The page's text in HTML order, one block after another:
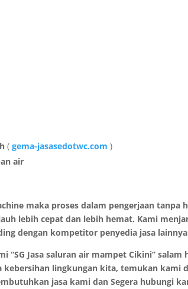
(gema-jasasedotwc.com )
air
maka proses dalam pengerjaan
lebih cepat dan lebih hemat. Kami
dengan kompetitor penyedia jasa
“SG Jasa saluran air mampet Cikini”
kebersihan lingkungan kita, temukan kami
jasa kami dan Segera hubungi